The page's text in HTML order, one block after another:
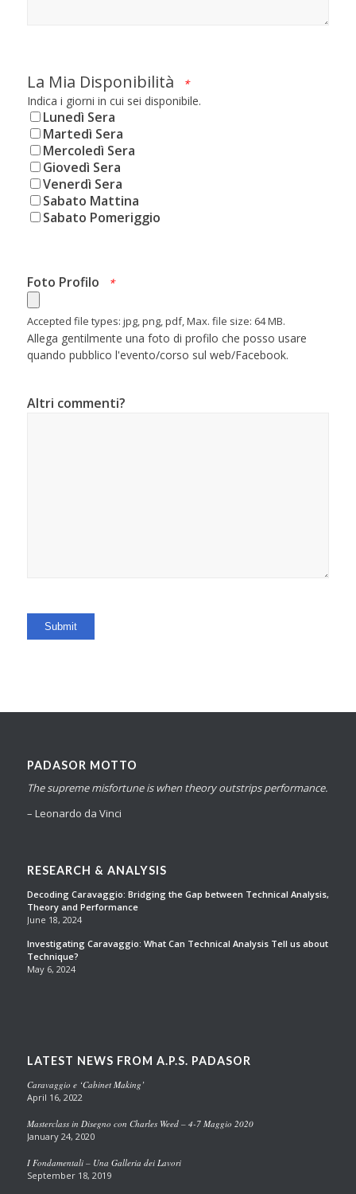
La Mia Disponibilità *
Indica i giorni in cui sei disponibile.
Lunedì Sera
Martedì Sera
Mercoledì Sera
Giovedì Sera
Venerdì Sera
Sabato Mattina
Sabato Pomeriggio
Foto Profilo *
Accepted file types: jpg, png, pdf, Max. file size: 64 MB.
Allega gentilmente una foto di profilo che posso usare
quando pubblico l'evento/corso sul web/Facebook.
Altri commenti?
PADASOR MOTTO
The supreme misfortune is when theory outstrips performance.
– Leonardo da Vinci
RESEARCH & ANALYSIS
Decoding Caravaggio: Bridging the Gap between Technical Analysis,
Theory and Performance
June 18, 2024
Investigating Caravaggio: What Can Technical Analysis Tell us about
Technique?
May 6, 2024
LATEST NEWS FROM A.P.S. PADASOR
Caravaggio e ‘Cabinet Making’
April 16, 2022
Masterclass in Disegno con Charles Weed – 4-7 Maggio 2020
January 24, 2020
I Fondamentali – Una Galleria dei Lavori
September 18, 2019